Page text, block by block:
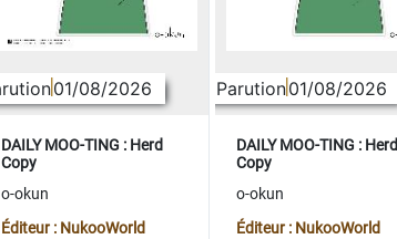
01/08/2026
DAILY MOO-TING : Herd
Copy
o-okun
Éditeur : NukooWorld
Parution01/08/2026
DAILY MOO-TING : Herd
Copy
o-okun
Éditeur : NukooWorld